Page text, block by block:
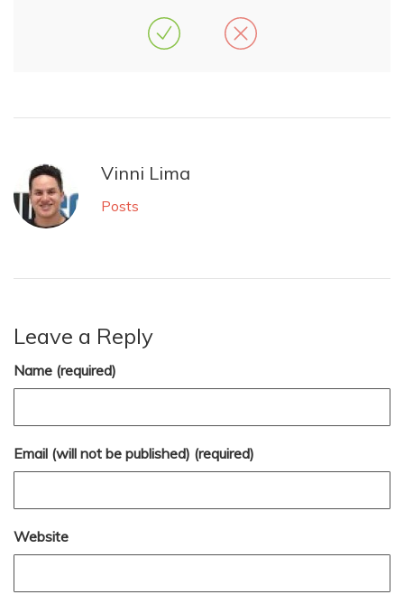
Vinni Lima
Posts
Leave a Reply
Name (required)
Email (will not be published) (required)
Website